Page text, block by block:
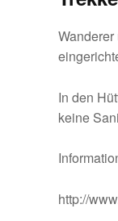
In den
keine
http://